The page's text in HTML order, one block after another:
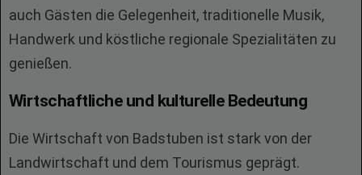
auch Gästen die Gelegenheit, traditionelle Musik,
Handwerk und köstliche regionale Spezialitäten zu
genießen.
Wirtschaftliche und kulturelle Bedeutung
Die Wirtschaft von Badstuben ist stark von der
Landwirtschaft und dem Tourismus geprägt.